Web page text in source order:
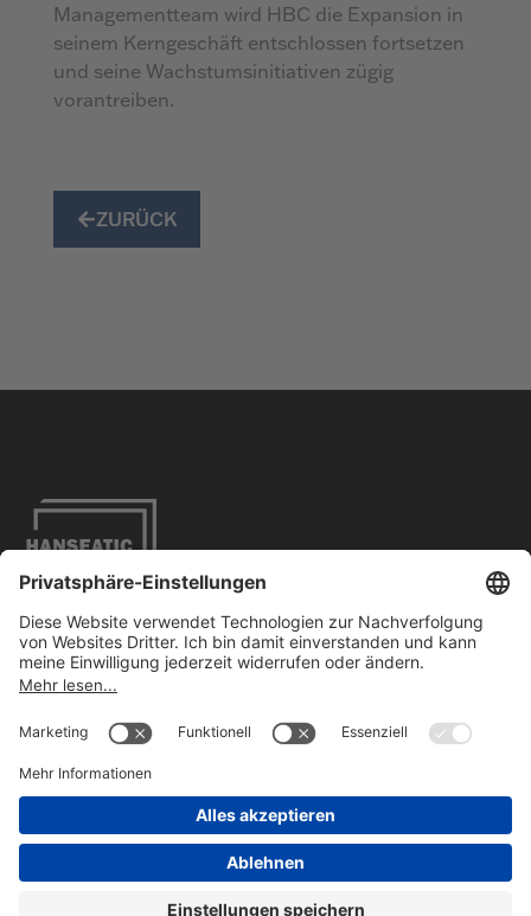
Managementteam wird HBC die Expansion in
seinem Kerngeschäft entschlossen fortsetzen
und seine Wachstumsinitiativen zügig
vorantreiben.
ZURÜCK
Impressum
Kontakt